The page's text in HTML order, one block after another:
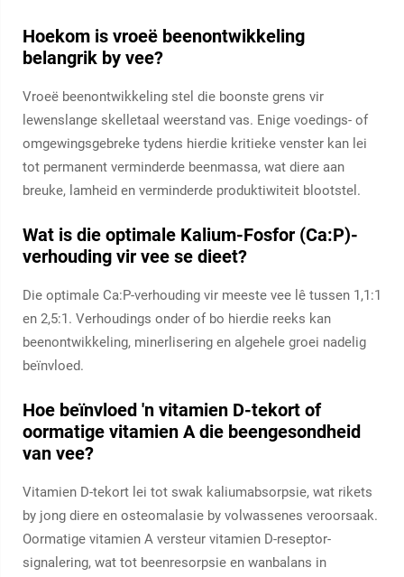
Hoekom is vroeë beenontwikkeling
belangrik by vee?
Vroeë beenontwikkeling stel die boonste grens vir
lewenslange skelletaal weerstand vas. Enige voedings- of
omgewingsgebreke tydens hierdie kritieke venster kan lei
tot permanent verminderde beenmassa, wat diere aan
breuke, lamheid en verminderde produktiwiteit blootstel.
Wat is die optimale Kalium-Fosfor (Ca:P)-
verhouding vir vee se dieet?
Die optimale Ca:P-verhouding vir meeste vee lê tussen 1,1:1
en 2,5:1. Verhoudings onder of bo hierdie reeks kan
beenontwikkeling, minerlisering en algehele groei nadelig
beïnvloed.
Hoe beïnvloed 'n vitamien D-tekort of
oormatige vitamien A die beengesondheid
van vee?
Vitamien D-tekort lei tot swak kaliumabsorpsie, wat rikets
by jong diere en osteomalasie by volwassenes veroorsaak.
Oormatige vitamien A versteur vitamien D-reseptor-
signalering, wat tot beenresorpsie en wanbalans in